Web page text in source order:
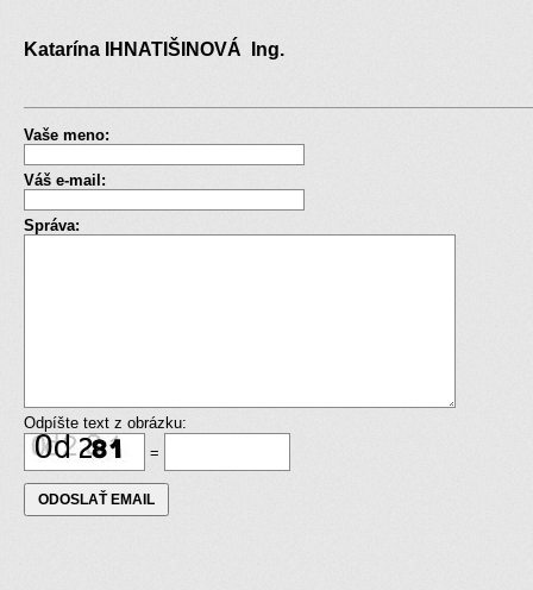
Katarína IHNATIŠINOVÁ Ing.
Vaše meno:
Váš e-mail:
Správa:
Odpíšte text z obrázku:
=